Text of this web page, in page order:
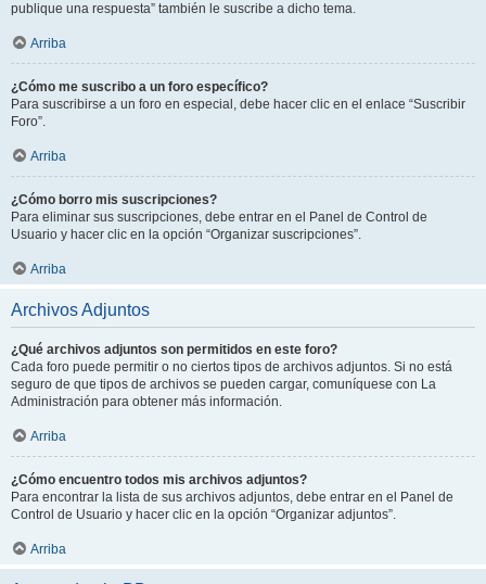
publique una respuesta” también le suscribe a dicho tema.
Arriba
¿Cómo me suscribo a un foro específico?
Para suscribirse a un foro en especial, debe hacer clic en el enlace “Suscribir
Foro”.
Arriba
¿Cómo borro mis suscripciones?
Para eliminar sus suscripciones, debe entrar en el Panel de Control de
Usuario y hacer clic en la opción “Organizar suscripciones”.
Arriba
Archivos Adjuntos
¿Qué archivos adjuntos son permitidos en este foro?
Cada foro puede permitir o no ciertos tipos de archivos adjuntos. Si no está
seguro de que tipos de archivos se pueden cargar, comuníquese con La
Administración para obtener más información.
Arriba
¿Cómo encuentro todos mis archivos adjuntos?
Para encontrar la lista de sus archivos adjuntos, debe entrar en el Panel de
Control de Usuario y hacer clic en la opción “Organizar adjuntos”.
Arriba